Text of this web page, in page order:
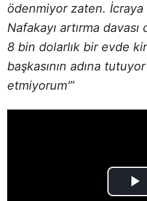
ödenmiyor zaten.
Nafakayı artırma davası
8 bin dolarlık bir evde
başkasının adına
etmiyorum'”